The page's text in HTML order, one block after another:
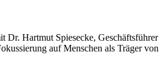
Dr. Hartmut Spiesecke, Geschäftsführer
auf Menschen als Träger von